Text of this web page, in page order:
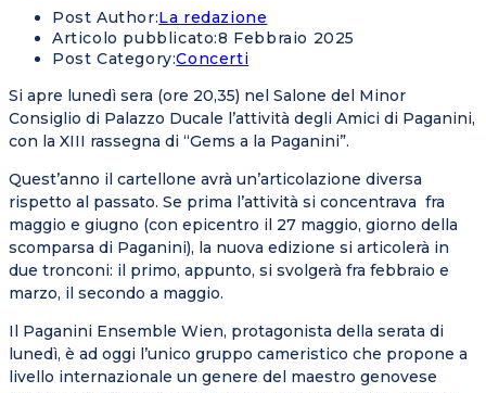
Post Author:La redazione
Articolo pubblicato:8 Febbraio 2025
Post Category:Concerti
Si apre lunedì sera (ore 20,35) nel Salone del Minor
Consiglio di Palazzo Ducale l’attività degli Amici di Paganini,
con la XIII rassegna di “Gems a la Paganini”.
Quest’anno il cartellone avrà un’articolazione diversa
rispetto al passato. Se prima l’attività si concentrava fra
maggio e giugno (con epicentro il 27 maggio, giorno della
scomparsa di Paganini), la nuova edizione si articolerà in
due tronconi: il primo, appunto, si svolgerà fra febbraio e
marzo, il secondo a maggio.
Il Paganini Ensemble Wien, protagonista della serata di
lunedì, è ad oggi l’unico gruppo cameristico che propone a
livello internazionale un genere del maestro genovese